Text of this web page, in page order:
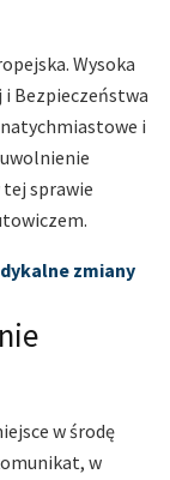
Wysoka
Bezpieczeństwa
natychmiastowe i
tej sprawie
zmiany
w środę
w